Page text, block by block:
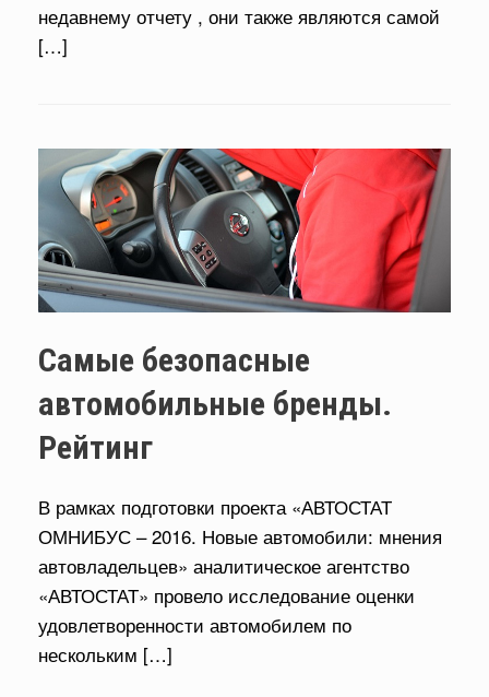
недавнему отчету , они также являются самой
[…]
Самые безопасные
автомобильные бренды.
Рейтинг
В рамках подготовки проекта «АВТОСТАТ
ОМНИБУС – 2016. Новые автомобили: мнения
автовладельцев» аналитическое агентство
«АВТОСТАТ» провело исследование оценки
удовлетворенности автомобилем по
нескольким […]